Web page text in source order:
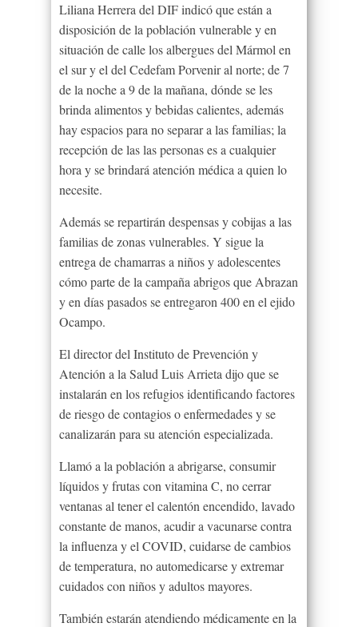
Liliana Herrera del DIF indicó que están a
disposición de la población vulnerable y en
situación de calle los albergues del Mármol en
el sur y el del Cedefam Porvenir al norte; de 7
de la noche a 9 de la mañana, dónde se les
brinda alimentos y bebidas calientes, además
hay espacios para no separar a las familias; la
recepción de las las personas es a cualquier
hora y se brindará atención médica a quien lo
necesite.
Además se repartirán despensas y cobijas a las
familias de zonas vulnerables. Y sigue la
entrega de chamarras a niños y adolescentes
cómo parte de la campaña abrigos que Abrazan
y en días pasados se entregaron 400 en el ejido
Ocampo.
El director del Instituto de Prevención y
Atención a la Salud Luis Arrieta dijo que se
instalarán en los refugios identificando factores
de riesgo de contagios o enfermedades y se
canalizarán para su atención especializada.
Llamó a la población a abrigarse, consumir
líquidos y frutas con vitamina C, no cerrar
ventanas al tener el calentón encendido, lavado
constante de manos, acudir a vacunarse contra
la influenza y el COVID, cuidarse de cambios
de temperatura, no automedicarse y extremar
cuidados con niños y adultos mayores.
También estarán atendiendo médicamente en la